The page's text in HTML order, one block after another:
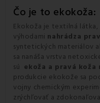
Čo je to ekokoža:
Ekokoža je textilná
výhodami nahrádza
syntetických materiálov
sa nanáša vrstva
sú ekoža a pravá koža
produkcie ekokože sa
vojny chemickým
zrýchľovať a